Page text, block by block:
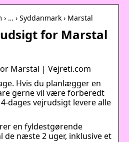
… › Syddanmark › Marstal
for Marstal
Marstal | Vejreti.com
Hvis du planlægger en
gerne vil være forberedt
dages vejrudsigt levere alle
en fyldestgørende
næste 2 uger, inklusive et